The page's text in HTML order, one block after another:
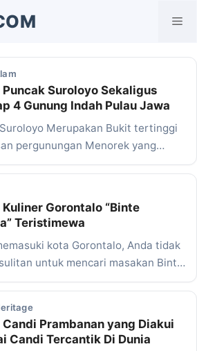
Suroloyo Sekaligus
4 Gunung Indah Pulau Jawa
Merupakan Bukit tertinggi
pergunungan Menorek yang
Kabupaten Kulonprogo. Selain
Gorontalo “Binte
Teristimewa
kota Gorontalo, Anda tidak
untuk mencari masakan Binte
Di Kota…
Prambanan yang Diakui
Candi Tercantik Di Dunia